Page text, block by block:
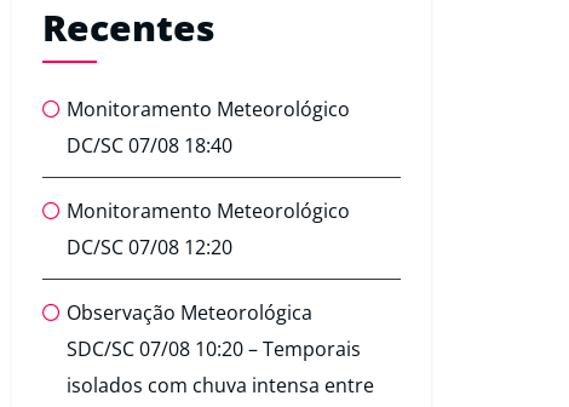
Recentes
Monitoramento Meteorológico
DC/SC 07/08 18:40
Monitoramento Meteorológico
DC/SC 07/08 12:20
Observação Meteorológica
SDC/SC 07/08 10:20 – Temporais
isolados com chuva intensa entre